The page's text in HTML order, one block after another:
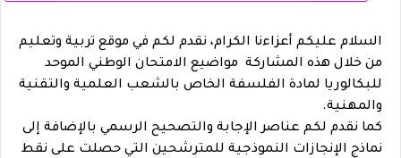
السلام عليكم أعزاءنا الكرام، نقدم لكم في موقع تربية وتعليم
من خلال هذه المشاركة مواضيع الامتحان الوطني الموحد
للبكالوريا لمادة الفلسفة الخاص بالشعب العلمية والتقنية
والمهنية.
كما نقدم لكم عناصر الإجابة والتصحيح الرسمي بالإضافة إلى
نماذج الإنجازات النموذجية للمترشحين التي حصلت على نقط